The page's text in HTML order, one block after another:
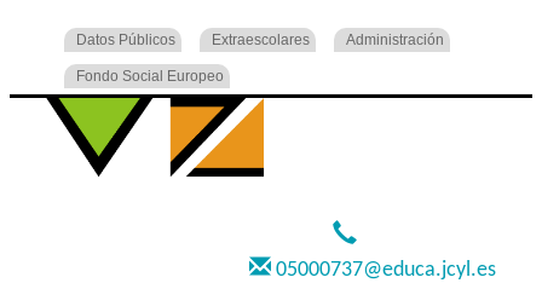
Datos Públicos Extraescolares Administración
Fondo Social Europeo
05000737@educa.jcyl.es